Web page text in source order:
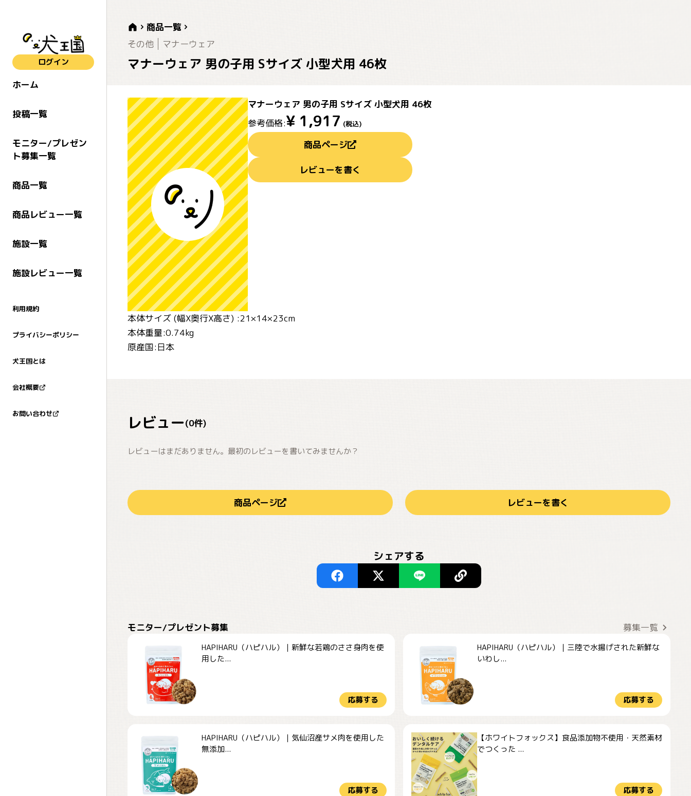
ログイン
ホーム
投稿一覧
モニター/プレゼン
ト募集一覧
商品一覧
商品レビュー一覧
施設一覧
施設レビュー一覧
利用規約
プライバシーポリシー
犬王国とは
会社概要
お問い合わせ
商品一覧
その他
マナーウェア
マナーウェア 男の子用 Sサイズ 小型犬用 46枚
マナーウェア 男の子用 Sサイズ 小型犬用 46枚
参考価格:¥ 1,917 (税込)
商品ページ
レビューを書く
本体サイズ (幅X奥行X高さ) :21×14×23cm
本体重量:0.74kg
原産国:日本
レビュー(0件)
レビューはまだありません。最初のレビューを書いてみませんか？
商品ページ レビューを書く
シェアする
モニター/プレゼント募集 募集一覧
HAPIHARU（ハピハル）｜新鮮な若鶏のささ身肉を使
用した...
応募する
HAPIHARU（ハピハル）｜三陸で水揚げされた新鮮な
いわし...
応募する
HAPIHARU（ハピハル）｜気仙沼産サメ肉を使用した
無添加...
応募する
【ホワイトフォックス】食品添加物不使用・天然素材
でつくった ...
応募する